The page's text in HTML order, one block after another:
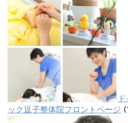
ック逗子整体院フロントページ